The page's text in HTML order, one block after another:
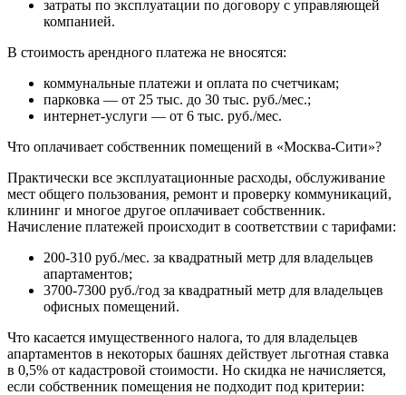
затраты по эксплуатации по договору с управляющей
компанией.
В стоимость арендного платежа не вносятся:
коммунальные платежи и оплата по счетчикам;
парковка — от 25 тыс. до 30 тыс. руб./мес.;
интернет-услуги — от 6 тыс. руб./мес.
Что оплачивает собственник помещений в «Москва-Сити»?
Практически все эксплуатационные расходы, обслуживание
мест общего пользования, ремонт и проверку коммуникаций,
клининг и многое другое оплачивает собственник.
Начисление платежей происходит в соответствии с тарифами:
200-310 руб./мес. за квадратный метр для владельцев
апартаментов;
3700-7300 руб./год за квадратный метр для владельцев
офисных помещений.
Что касается имущественного налога, то для владельцев
апартаментов в некоторых башнях действует льготная ставка
в 0,5% от кадастровой стоимости. Но скидка не начисляется,
если собственник помещения не подходит под критерии: